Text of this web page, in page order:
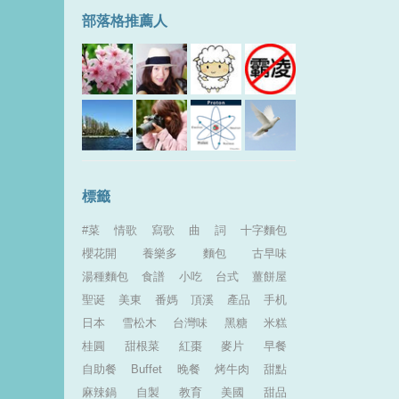
部落格推薦人
標籤
#菜 情歌 寫歌 曲 詞
十字麵包
櫻花開
養樂多 麵包
古早味
湯種麵包
食譜 小吃 台式
薑餅屋
聖诞
美東 番媽 頂溪 產品
手机
日本
雪松木 台灣味 黑糖
米糕
桂圓
甜根菜 紅棗 麥片
早餐
自助餐
Buffet 晚餐 烤牛肉
甜點
麻辣鍋
自製 教育 美國 甜品